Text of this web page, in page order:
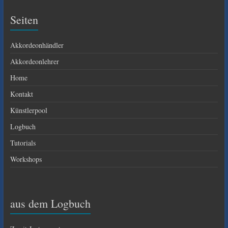
Seiten
Akkordeonhändler
Akkordeonlehrer
Home
Kontakt
Künstlerpool
Logbuch
Tutorials
Workshops
aus dem Logbuch